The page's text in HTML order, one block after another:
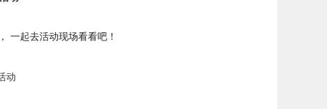
一起去活动现场看看吧！